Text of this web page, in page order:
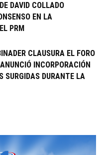
DAVID COLLADO
EN LA
PRM
CLAUSURA EL FORO
INCORPORACIÓN
SURGIDAS DURANTE LA